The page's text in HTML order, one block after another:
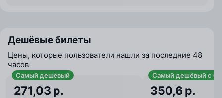
Дешёвые билеты
Цены, которые пользователи нашли за последние 48
часов
Самый дешёвый
271,03 р.
Самый дешёвый с
350,6 р.